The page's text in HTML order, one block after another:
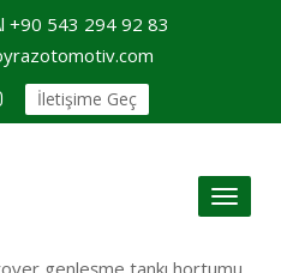
+90 543 294 92 83
İletişime Geç
Toggle